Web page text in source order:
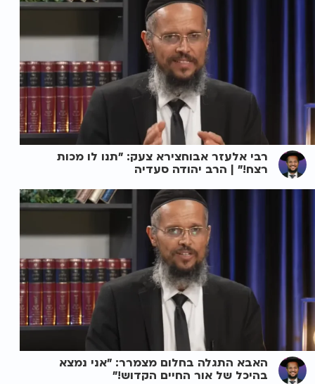
רבי אלעזר אבוחצירא צעק: "תנו לו מכות
רצח!" | הרב יהודה סעדיה
האבא התגלה בחלום מצמרר: "אני נמצא
בהיכל של אור החיים הקדוש!"